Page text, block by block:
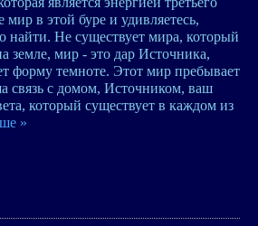
в этой буре и удивляетесь,
найти. Не существует мира, который
земле, мир - это дар Источника,
форму темноте. Этот мир пребывает
связь с домом, Источником, ваш
который существует в каждом из
»